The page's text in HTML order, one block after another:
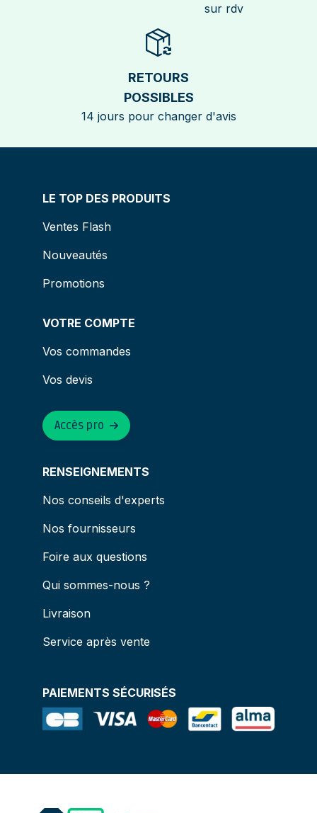
sur rdv
RETOURS
POSSIBLES
14 jours pour changer d'avis
LE TOP DES PRODUITS
Ventes Flash
Nouveautés
Promotions
VOTRE COMPTE
Vos commandes
Vos devis
RENSEIGNEMENTS
Nos conseils d'experts
Nos fournisseurs
Foire aux questions
Qui sommes-nous ?
Livraison
Service après vente
Accès pro
PAIEMENTS SÉCURISÉS